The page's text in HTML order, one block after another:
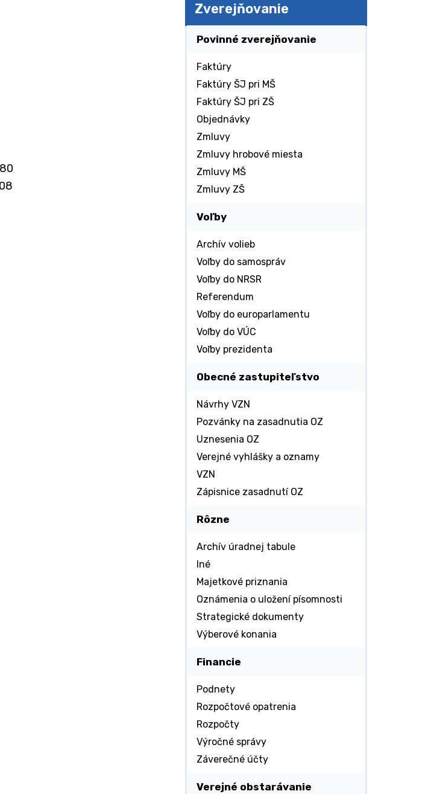
Zverejňovanie
Povinné zverejňovanie
Faktúry
Faktúry ŠJ pri MŠ
Faktúry ŠJ pri ZŠ
Objednávky
Zmluvy
Zmluvy hrobové miesta
Zmluvy MŠ
Zmluvy ZŠ
Voľby
Archív volieb
Voľby do samospráv
Voľby do NRSR
Referendum
Voľby do europarlamentu
Voľby do VÚC
Voľby prezidenta
Obecné zastupiteľstvo
Návrhy VZN
Pozvánky na zasadnutia OZ
Uznesenia OZ
Verejné vyhlášky a oznamy
VZN
Zápisnice zasadnutí OZ
Rôzne
Archív úradnej tabule
Iné
Majetkové priznania
Oznámenia o uložení písomnosti
Strategické dokumenty
Výberové konania
Financie
Podnety
Rozpočtové opatrenia
Rozpočty
Výročné správy
Záverečné účty
Verejné obstarávanie